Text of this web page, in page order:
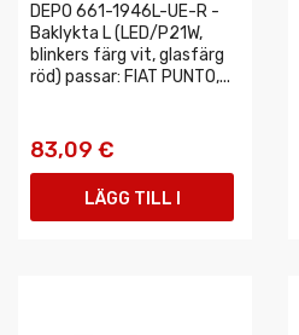
DEPO 661-1946L-UE-R -
Baklykta L (LED/P21W,
blinkers färg vit, glasfärg
röd) passar: FIAT PUNTO,...
83,09 €
LÄGG TILL I